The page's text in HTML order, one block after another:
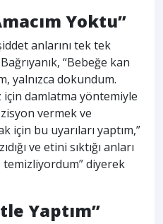
Yoktu”
anlarını tek tek
“Bebeğe kan
yalnızca dokundum.
için damlatma yöntemiyle
vermek ve
için bu uyarıları yaptım,”
ve etini sıktığı anları
temizliyordum” diyerek
Yaptım”